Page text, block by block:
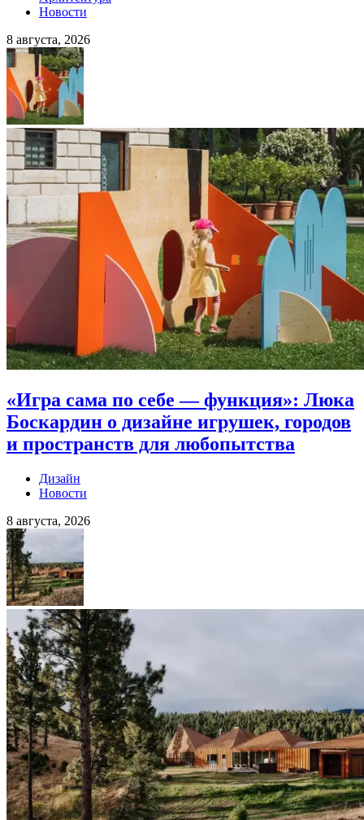
Новости
8 августа, 2026
«Игра сама по себе — функция»: Люка
Боскардин о дизайне игрушек, городов
и пространств для любопытства
Дизайн
Новости
8 августа, 2026